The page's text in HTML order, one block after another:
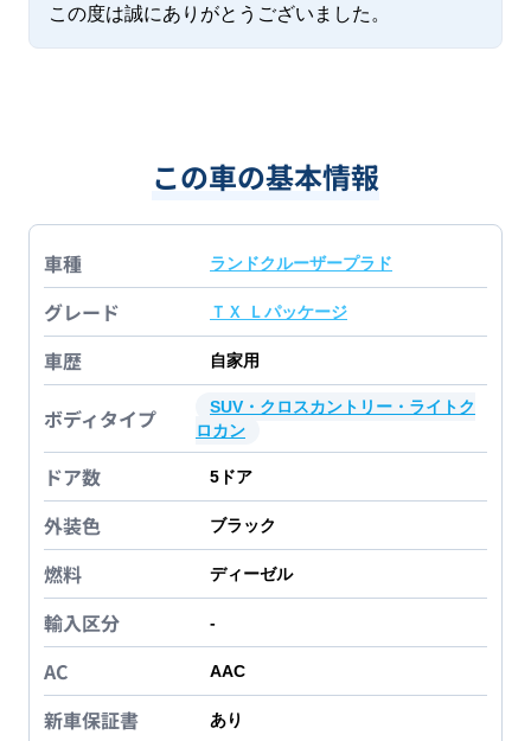
この度は誠にありがとうございました。
この車の基本情報
車種 ランドクルーザープラド
グレード ＴＸ Ｌパッケージ
車歴 自家用
ボディタイプ
SUV・クロスカントリー・ライトク
ロカン
ドア数 5 ドア
外装色 ブラック
燃料 ディーゼル
輸入区分 -
AC AAC
新車保証書 あり